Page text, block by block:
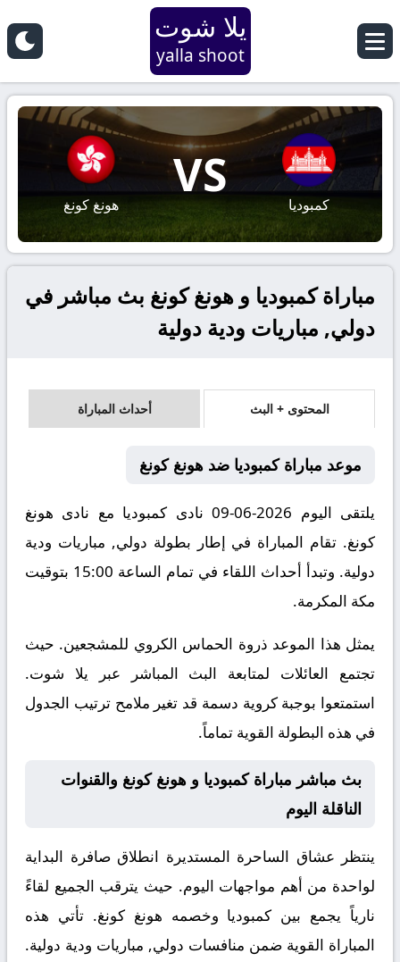
يلا شوت
yalla shoot
كمبوديا
VS
هونغ كونغ
مباراة كمبوديا و هونغ كونغ بث مباشر في
دولي, مباريات ودية دولية
المحتوى + البث أحداث المباراة
موعد مباراة كمبوديا ضد هونغ كونغ
يلتقى اليوم 2026-06-09 نادى كمبوديا مع نادى هونغ
كونغ. تقام المباراة في إطار بطولة دولي, مباريات ودية
دولية. وتبدأ أحداث اللقاء في تمام الساعة 15:00 بتوقيت
مكة المكرمة.
يمثل هذا الموعد ذروة الحماس الكروي للمشجعين. حيث
تجتمع العائلات لمتابعة البث المباشر عبر يلا شوت.
استمتعوا بوجبة كروية دسمة قد تغير ملامح ترتيب الجدول
في هذه البطولة القوية تماماً.
بث مباشر مباراة كمبوديا و هونغ كونغ والقنوات
الناقلة اليوم
ينتظر عشاق الساحرة المستديرة انطلاق صافرة البداية
لواحدة من أهم مواجهات اليوم. حيث يترقب الجميع لقاءً
نارياً يجمع بين كمبوديا وخصمه هونغ كونغ. تأتي هذه
المباراة القوية ضمن منافسات دولي, مباريات ودية دولية.